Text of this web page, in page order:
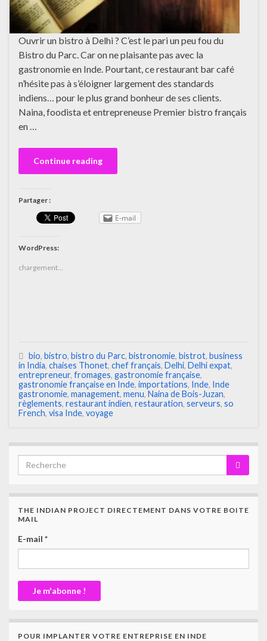
Ouvrir un bistro à Delhi ? C’est le pari un peu fou du
Bistro du Parc. Car on ne plaisante pas avec la
gastronomie en Inde. Pourtant, ce restaurant bar café
n’hésite pas à s’éloigner largement des standards
indiens… pour le plus grand bonheur de ses clients.
Naina, foodista et entrepreneuse Premier bistro français
en …
Continue reading
Partager :
E-mail
WordPress:
chargement…
bio, bistro, bistro du Parc, bistronomie, bistrot, business
in India, chaises Thonet, chef français, Delhi, Delhi expat,
entrepreneur, fromages, gastronomie française,
gastronomie française en Inde, importations, Inde, Inde
gastronomie, management, menu, Naina de Bois-Juzan,
règlements, restaurant indien, restauration, serveurs, so
French, visa Inde, voyage
THE INDIAN PROJECT DIRECTEMENT DANS VOTRE BOITE
MAIL
E-mail *
POUR IMPLANTER VOTRE ENTREPRISE EN INDE